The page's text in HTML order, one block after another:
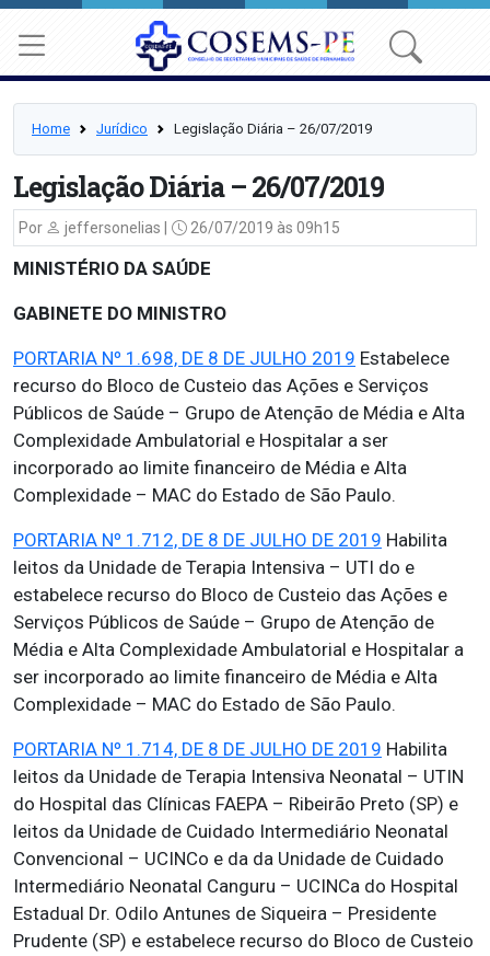
Home Jurídico Legislação Diária – 26/07/2019
Legislação Diária – 26/07/2019
Por jeffersonelias | 26/07/2019 às 09h15
MINISTÉRIO DA SAÚDE
GABINETE DO MINISTRO
PORTARIA Nº 1.698, DE 8 DE JULHO 2019 Estabelece
recurso do Bloco de Custeio das Ações e Serviços
Públicos de Saúde – Grupo de Atenção de Média e Alta
Complexidade Ambulatorial e Hospitalar a ser
incorporado ao limite financeiro de Média e Alta
Complexidade – MAC do Estado de São Paulo.
PORTARIA Nº 1.712, DE 8 DE JULHO DE 2019 Habilita
leitos da Unidade de Terapia Intensiva – UTI do e
estabelece recurso do Bloco de Custeio das Ações e
Serviços Públicos de Saúde – Grupo de Atenção de
Média e Alta Complexidade Ambulatorial e Hospitalar a
ser incorporado ao limite financeiro de Média e Alta
Complexidade – MAC do Estado de São Paulo.
PORTARIA Nº 1.714, DE 8 DE JULHO DE 2019 Habilita
leitos da Unidade de Terapia Intensiva Neonatal – UTIN
do Hospital das Clínicas FAEPA – Ribeirão Preto (SP) e
leitos da Unidade de Cuidado Intermediário Neonatal
Convencional – UCINCo e da da Unidade de Cuidado
Intermediário Neonatal Canguru – UCINCa do Hospital
Estadual Dr. Odilo Antunes de Siqueira – Presidente
Prudente (SP) e estabelece recurso do Bloco de Custeio